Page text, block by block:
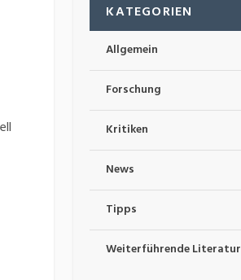
KATEGORIEN
Allgemein
Forschung
Kritiken
News
Tipps
Weiterführende Literatur